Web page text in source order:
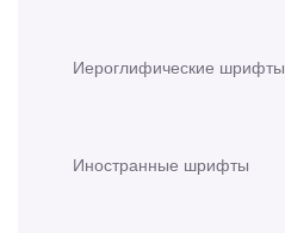
Иероглифические шрифты
Иностранные шрифты